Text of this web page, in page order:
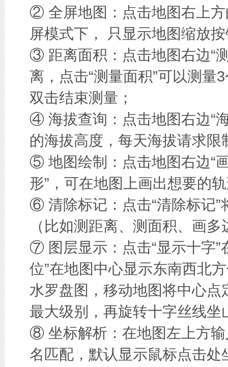
② 全屏地图：点击地图右上方
屏模式下， 只显示地图缩放
③ 距离面积：点击地图右边“
离，点击“测量面积”可以测量
双击结束测量；
④ 海拔查询：点击地图右边“
的海拔高度，每天海拔请求
⑤ 地图绘制：点击地图右边“画
形”，可在地图上画出想要的
⑥ 清除标记：点击“清除标记
（比如测距离、测面积、画多
⑦ 图层显示：点击“显示十字”
位”在地图中心显示东南西北
水罗盘图，移动地图将中心
最大级别，再旋转十字丝线坐
⑧ 坐标解析：在地图左上方
名匹配，默认显示鼠标点击处